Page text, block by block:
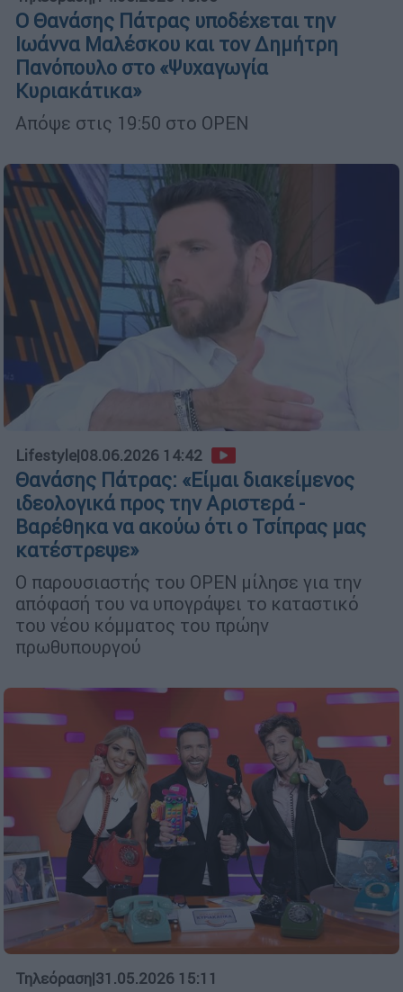
Ο Θανάσης Πάτρας υποδέχεται την
Ιωάννα Μαλέσκου και τον Δημήτρη
Πανόπουλο στο «Ψυχαγωγία
Κυριακάτικα»
Απόψε στις 19:50 στο OPEN
Lifestyle|08.06.2026 14:42
Θανάσης Πάτρας: «Είμαι διακείμενος
ιδεολογικά προς την Αριστερά -
Βαρέθηκα να ακούω ότι ο Τσίπρας μας
κατέστρεψε»
Ο παρουσιαστής του OPEN μίλησε για την
απόφασή του να υπογράψει το καταστικό
του νέου κόμματος του πρώην
πρωθυπουργού
Τηλεόραση|31.05.2026 15:11